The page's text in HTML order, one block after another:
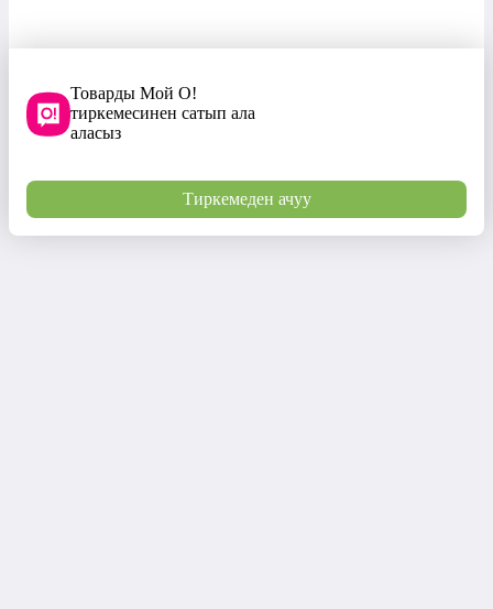
Товарды Мой О!
тиркемесинен сатып ала
аласыз
Тиркемеден ачуу